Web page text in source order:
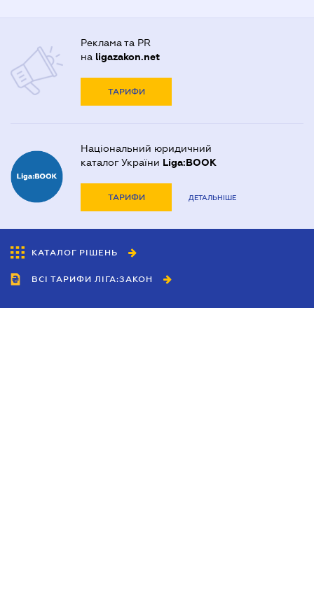
Реклама та PR
на ligazakon.net
ТАРИФИ
Національний юридичний
каталог України Liga:BOOK
ТАРИФИ ДЕТАЛЬНІШЕ
КАТАЛОГ РІШЕНЬ
ВСІ ТАРИФИ ЛІГА:ЗАКОН